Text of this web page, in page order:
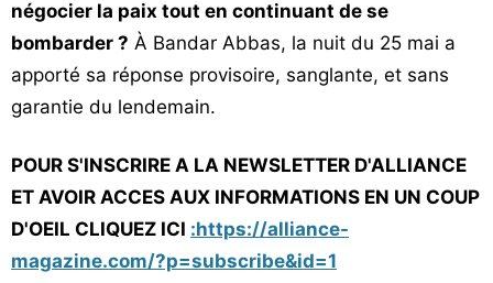
négocier la paix tout en continuant de se
bombarder ? À Bandar Abbas, la nuit du 25 mai a
apporté sa réponse provisoire, sanglante, et sans
garantie du lendemain.
POUR S'INSCRIRE A LA NEWSLETTER D'ALLIANCE
ET AVOIR ACCES AUX INFORMATIONS EN UN COUP
D'OEIL CLIQUEZ ICI :https://alliance-
magazine.com/?p=subscribe&id=1